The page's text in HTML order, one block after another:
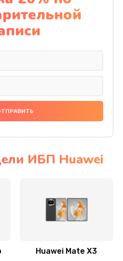
ПО
руб.
руб.
руб.
ИБП Huawei
Huawei Mate X3